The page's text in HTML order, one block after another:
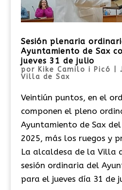
Sesión plenaria
Ayuntamiento de Sax
jueves 31 de julio
por Kike Camilo i Picó
Villa de Sax
Veintiún puntos, en el
componen el pleno
Ayuntamiento de Sax
2025, más los ruegos y
La alcaldesa de la Villa
sesión ordinaria del
para el jueves día 31 de